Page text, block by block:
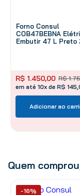
Forno Consul
COB47BEBNA
Embutir 47 L Preto
R$ 1.
R$ 1.450,00
em até 10x de R$
Adicionar ao
Quem
-16%